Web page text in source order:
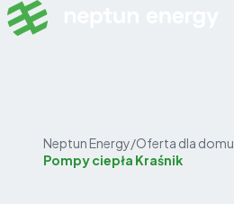
Skip to content
Neptun Energy/Oferta dla domu
Pompy ciepła Kraśnik